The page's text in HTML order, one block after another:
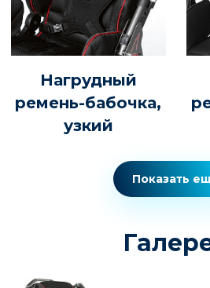
Нагрудный
ремень-бабочка,
узкий
Показать